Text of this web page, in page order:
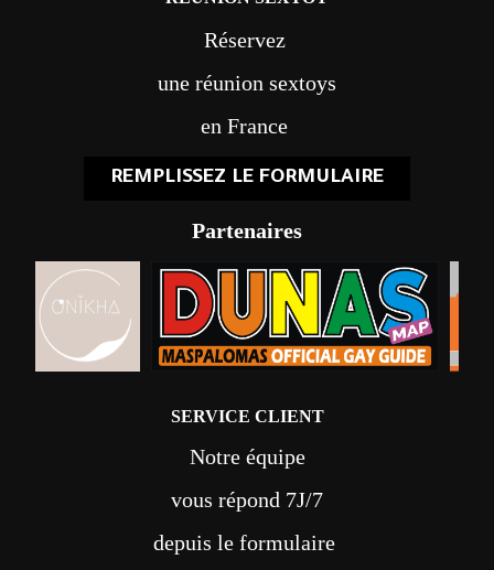
Réservez
une réunion sextoys
en France
REMPLISSEZ LE FORMULAIRE
Partenaires
SERVICE CLIENT
Notre équipe
vous répond 7J/7
depuis le formulaire